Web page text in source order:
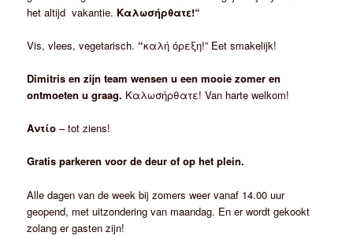
het altijd vakantie. Καλωσήρθατε!“
Vis, vlees, vegetarisch. “καλή όρεξη!” Eet smakelijk!
Dimitris en zijn team wensen u een mooie zomer en
ontmoeten u graag. Καλωσήρθατε! Van harte welkom!
Αντίο – tot ziens!
Gratis parkeren voor de deur of op het plein.
Alle dagen van de week bij zomers weer vanaf 14.00 uur
geopend, met uitzondering van maandag. En er wordt gekookt
zolang er gasten zijn!